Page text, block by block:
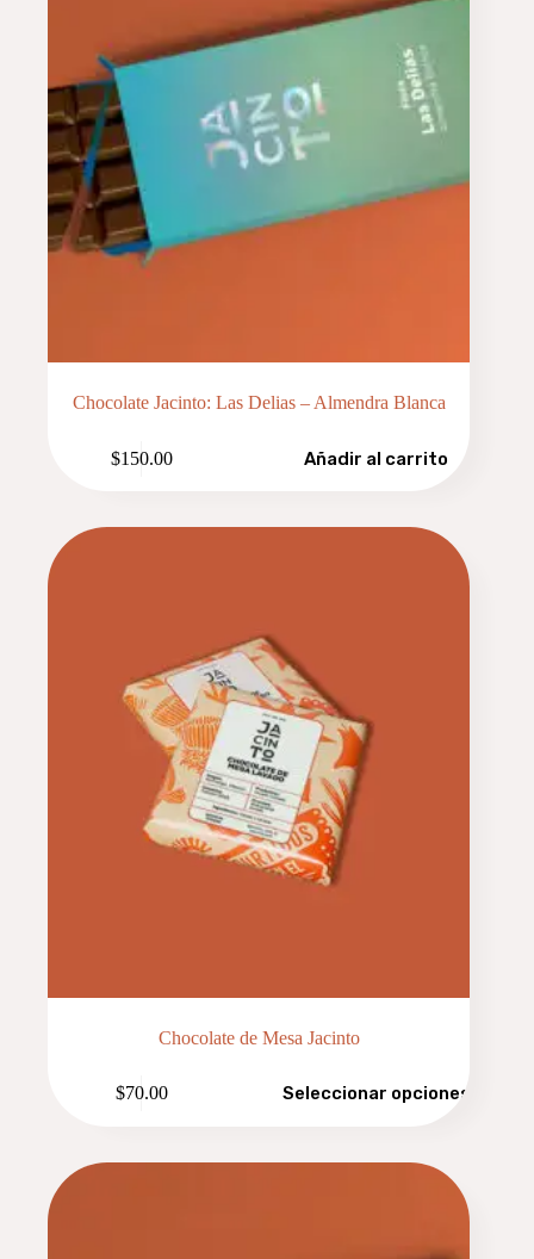
Chocolate Jacinto: Las Delias – Almendra Blanca
$150.00 Añadir al carrito
Chocolate de Mesa Jacinto
$70.00 Seleccionar opciones
variantes.
opciones